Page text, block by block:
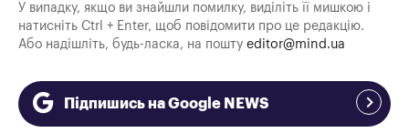
У випадку, якщо ви знайшли помилку, виділіть її мишкою і
натисніть Ctrl + Enter, щоб повідомити про це редакцію.
Або надішліть, будь-ласка, на пошту editor@mind.ua
Підпишись на Google NEWS